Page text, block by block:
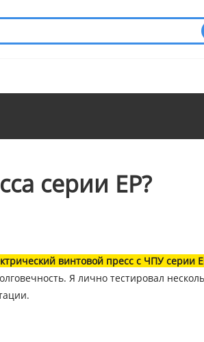
серии EP?
винтовой пресс с ЧПУ серии
Я лично тестировал